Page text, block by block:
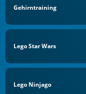
Gehirntraining
Lego Star Wars
Lego Ninjago